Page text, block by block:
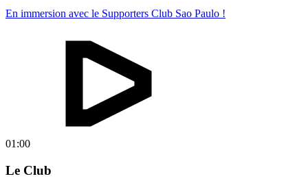
En immersion avec le Supporters Club Sao Paulo !
01:00
Le Club